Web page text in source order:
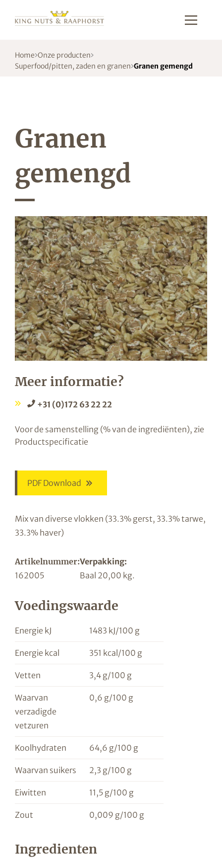
Home Onze producten
Superfood/pitten, zaden en granen Granen gemengd
Granen
gemengd
Meer informatie?
+31 (0)172 63 22 22
Voor de samenstelling (% van de ingrediënten), zie
Productspecificatie
PDF Download
Mix van diverse vlokken (33.3% gerst, 33.3% tarwe,
33.3% haver)
Artikelnummer:Verpakking:
162005
Baal 20,00 kg.
Voedingswaarde
Energie kJ 1483 kJ/100 g
Energie kcal 351 kcal/100 g
Vetten 3,4 g/100 g
Waarvan
verzadigde
vetzuren
0,6 g/100 g
Koolhydraten 64,6 g/100 g
Waarvan suikers 2,3 g/100 g
Eiwitten 11,5 g/100 g
Zout 0,009 g/100 g
Ingredienten